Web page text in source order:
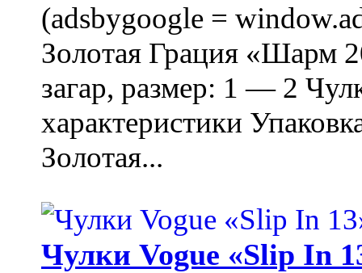
(adsbygoogle =
Золотая Грация «Шарм
загар, размер: 1 — 2
характеристики
Золотая...
Чулки Vogue «Slip In